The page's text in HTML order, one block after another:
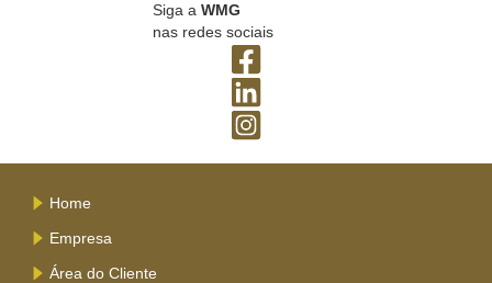
Siga a WMG
nas redes sociais
Home
Empresa
Área do Cliente